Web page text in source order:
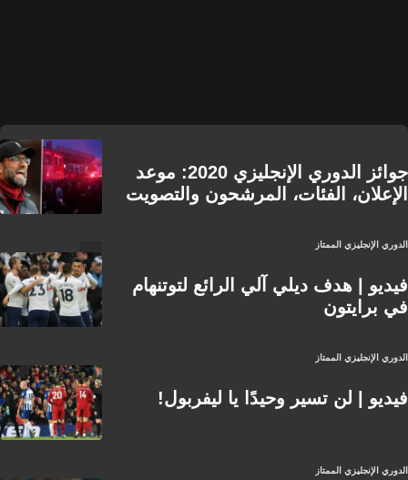
جوائز الدوري الإنجليزي 2020: موعد
الإعلان، الفئات، المرشحون والتصويت
الدوري الإنجليزي الممتاز
فيديو | هدف ديلي آلي الرائع لتوتنهام
في برايتون
الدوري الإنجليزي الممتاز
فيديو | لن تسير وحيدًا يا ليفربول!
الدوري الإنجليزي الممتاز